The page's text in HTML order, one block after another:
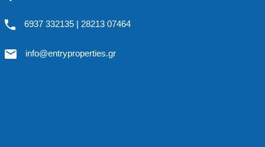
6937 332135 | 28213 07464
info@entryproperties.gr